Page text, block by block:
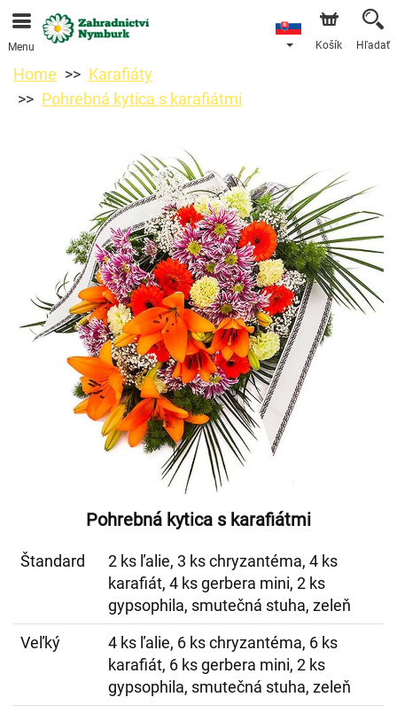
Objednávky prijímame prostredníctvom nášho e-shopu.
Najskorší možný termín doručenia je od 11.8.2026 z
Menu Košík Hľadať
Home
Karafiáty
Pohrebná kytica s karafiátmi
Pohrebná kytica s karafiátmi
Štandard
2 ks ľalie, 3 ks chryzantéma, 4 ks
karafiát, 4 ks gerbera mini, 2 ks
gypsophila, smutečná stuha, zeleň
Veľký
4 ks ľalie, 6 ks chryzantéma, 6 ks
karafiát, 6 ks gerbera mini, 2 ks
gypsophila, smutečná stuha, zeleň